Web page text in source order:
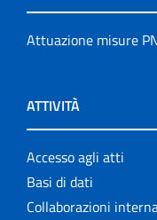
Attuazione misure
ATTIVITÀ
Accesso agli atti
Basi di dati
Collaborazioni